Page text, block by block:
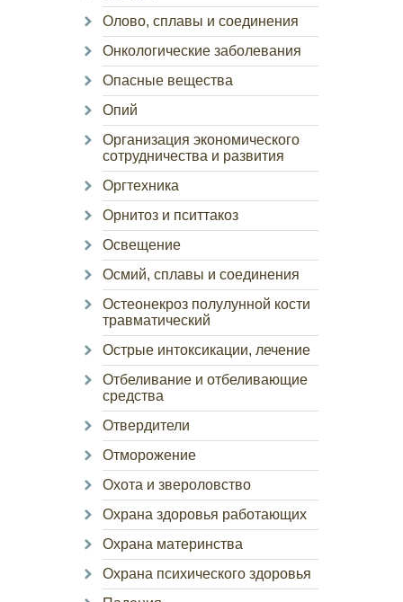
Олово, сплавы и соединения
Онкологические заболевания
Опасные вещества
Опий
Организация экономического
сотрудничества и развития
Оргтехника
Орнитоз и пситтакоз
Освещение
Осмий, сплавы и соединения
Остеонекроз полулунной кости
травматический
Острые интоксикации, лечение
Отбеливание и отбеливающие
средства
Отвердители
Отморожение
Охота и звероловство
Охрана здоровья работающих
Охрана материнства
Охрана психического здоровья